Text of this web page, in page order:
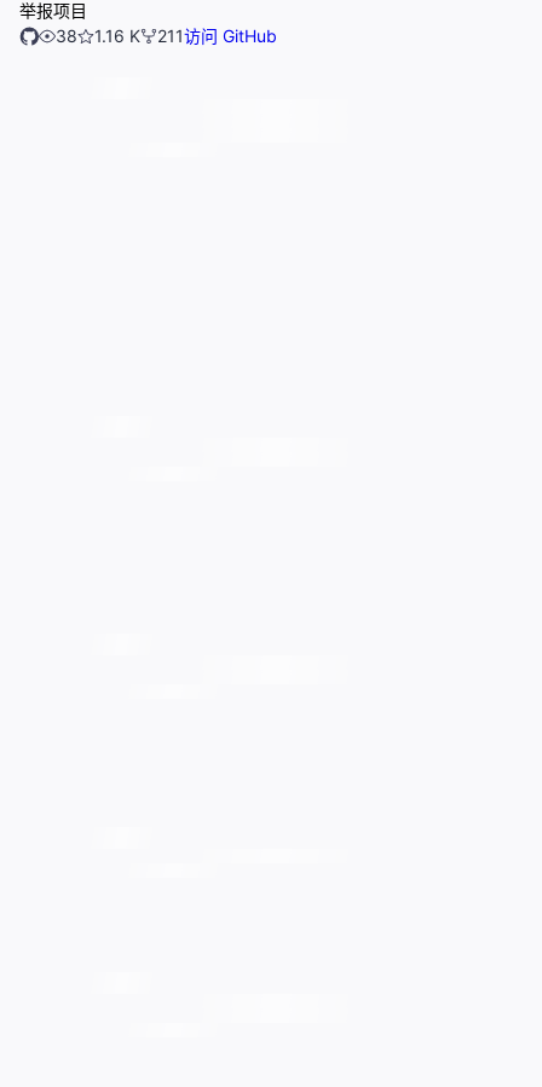
举报项目
38
1.16 K 211访问 GitHub